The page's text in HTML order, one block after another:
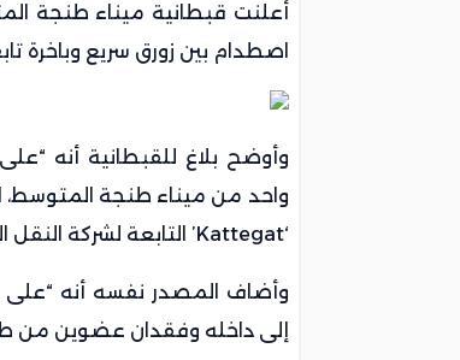
أعلنت قبطانية ميناء طنجة
اصطدام بين زورق سريع وباخرة
‘Kattegat’ التابعة لشركة النقل البحري FRS Iberia”.
وأضاف المصدر نفسه أنه “على
إلى داخله وفقدان عضوين من